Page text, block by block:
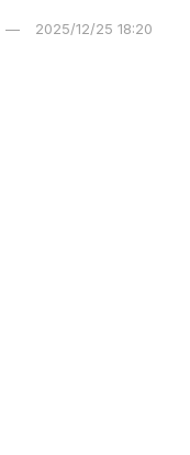
2025/12/25 18:20